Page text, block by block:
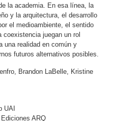
la academia. En esa línea, la
y la arquitectura, el desarrollo
el medioambiente, el sentido
juegan un rol
una realidad en común y
futuros alternativos posibles.
Brandon LaBelle, Kristine
UAI
ARQ